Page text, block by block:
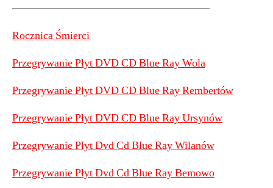
——————————————————
Rocznica Śmierci
Przegrywanie Płyt DVD CD Blue Ray Wola
Przegrywanie Płyt DVD CD Blue Ray Rembertów
Przegrywanie Płyt DVD CD Blue Ray Ursynów
Przegrywanie Płyt Dvd Cd Blue Ray Wilanów
Przegrywanie Płyt Dvd Cd Blue Ray Bemowo